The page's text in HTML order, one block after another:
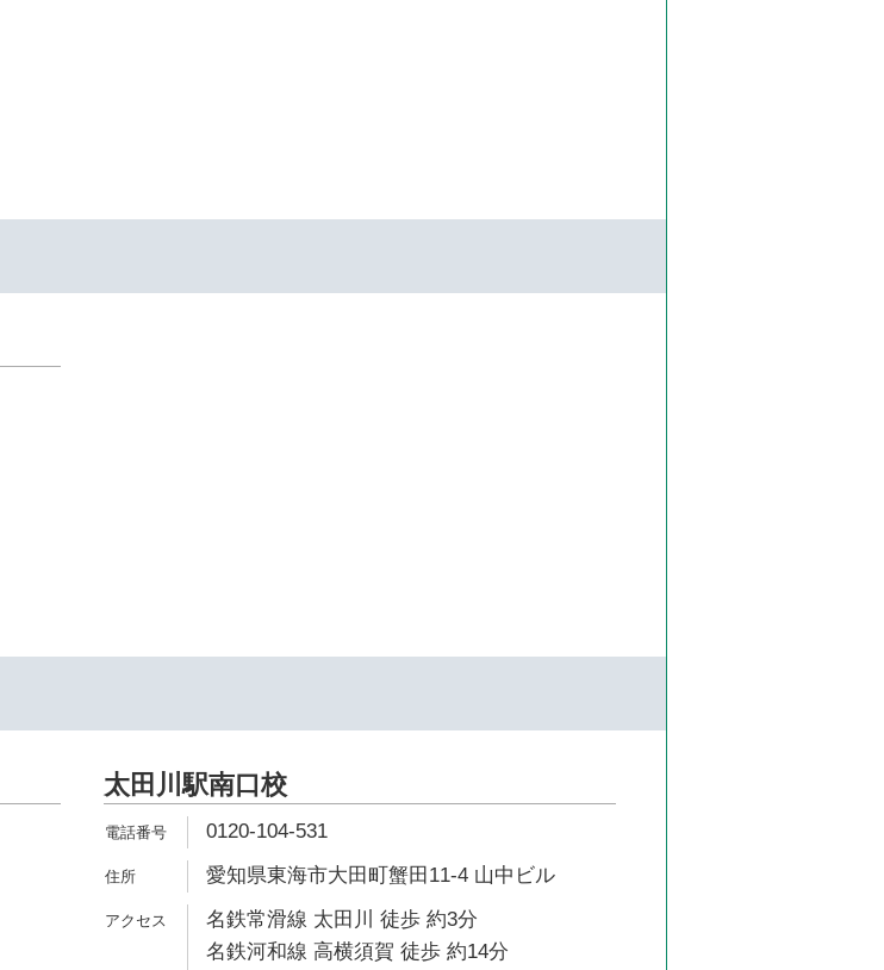
太田川駅南口校
0120-104-531
愛知県東海市大田町蟹田11-4 山中ビル
名鉄常滑線 太田川 徒歩 約3分
名鉄河和線 高横須賀 徒歩 約14分